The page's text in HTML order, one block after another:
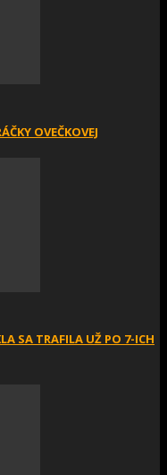
OVEČKOVEJ
SA TRAFILA UŽ PO 7-ICH